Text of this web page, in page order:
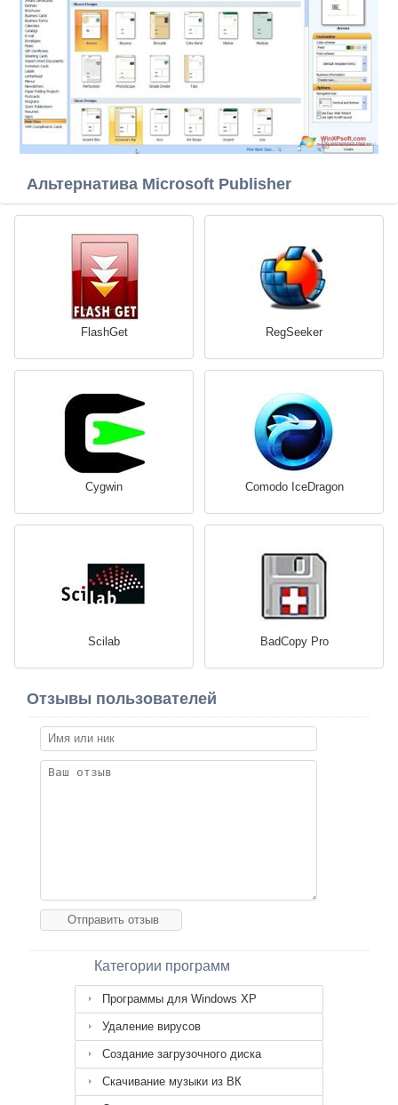
Альтернатива Microsoft Publisher
FlashGet RegSeeker
Cygwin Comodo IceDragon
Scilab BadCopy Pro
Отзывы пользователей
Категории программ
Программы для Windows XP
Удаление вирусов
Создание загрузочного диска
Скачивание музыки из ВК